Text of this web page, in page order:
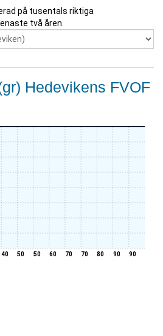
på tusentals riktiga
två åren.
Hedevikens FVOF
40 50 50 60 70 70 80 90 90